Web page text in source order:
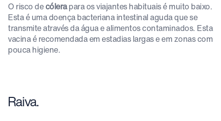
O risco decólerapara os viajantes habituais é muito baixo.
Esta é uma doença bacteriana intestinal aguda que se
transmite através da água e alimentos contaminados. Esta
vacina é recomendada em estadias largas e em zonas com
pouca higiene.
Raiva.